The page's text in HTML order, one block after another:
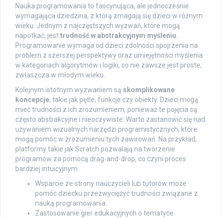
Nauka programowania to fascynująca, ale jednocześnie
wymagająca dziedzina, z którą zmagają się dzieci w różnym
wieku. Jednym z najczęstszych wyzwań, które mogą
napotkać, jesttrudność w abstrakcyjnym myśleniu.
Programowanie wymaga od dzieci zdolności spojrzenia na
problem z szerszej perspektywy oraz umiejętności myślenia
w kategoriach algorytmów i logiki, co nie zawsze jest proste,
zwłaszcza w młodym wieku.
Kolejnym istotnym wyzwaniem są skomplikowane
koncepcje, takie jak pętle, funkcje czy obiekty. Dzieci mogą
mieć trudności z ich zrozumieniem, ponieważ te pojęcia są
często abstrakcyjne i nieoczywiste. Warto zastanowić się nad
używaniem wizualnych narzędzi programistycznych, które
mogą pomóc w zrozumieniu tych zawirowań. Na przykład,
platformy takie jak Scratch pozwalają na tworzenie
programów za pomocą drag-and-drop, co czyni proces
bardziej intuicyjnym.
Wsparcie ze strony nauczycieli lub tutorów może
pomóc dziecku przezwyciężyć trudności związane z
nauką programowania.
Zastosowanie gier edukacyjnych o tematyce